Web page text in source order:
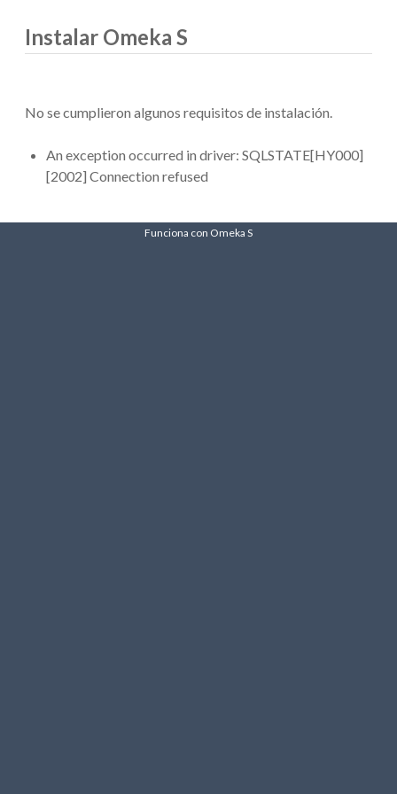
Instalar Omeka S
No se cumplieron algunos requisitos de instalación.
An exception occurred in driver: SQLSTATE[HY000]
[2002] Connection refused
Funciona con Omeka S